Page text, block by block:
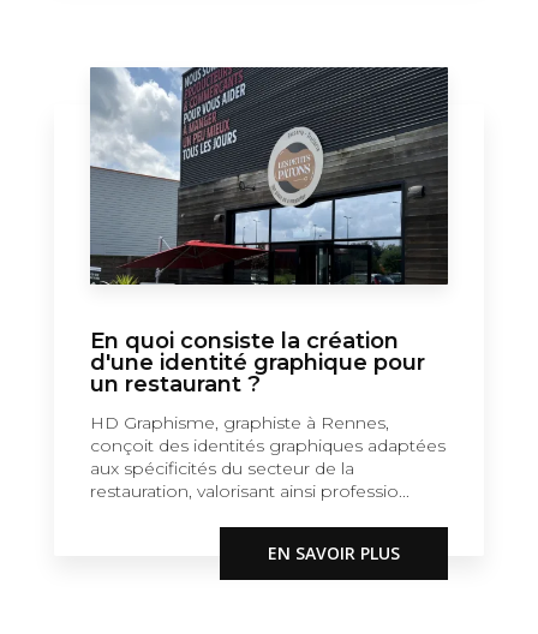
En quoi consiste la création
d'une identité graphique pour
un restaurant ?
HD Graphisme, graphiste à Rennes,
conçoit des identités graphiques adaptées
aux spécificités du secteur de la
restauration, valorisant ainsi professio...
EN SAVOIR PLUS